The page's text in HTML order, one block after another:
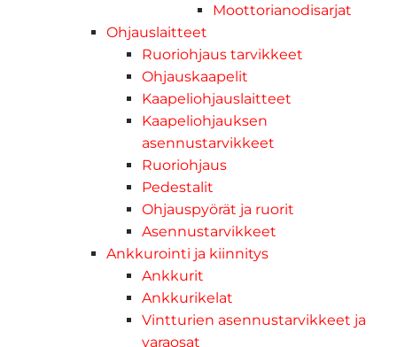
Moottorianodisarjat
Ohjauslaitteet
Ruoriohjaus tarvikkeet
Ohjauskaapelit
Kaapeliohjauslaitteet
Kaapeliohjauksen
asennustarvikkeet
Ruoriohjaus
Pedestalit
Ohjauspyörät ja ruorit
Asennustarvikkeet
Ankkurointi ja kiinnitys
Ankkurit
Ankkurikelat
Vintturien asennustarvikkeet ja
varaosat